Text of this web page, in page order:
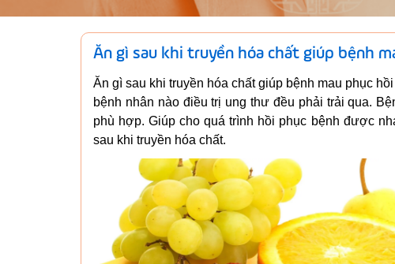
Ăn gì sau khi truyền hóa chất giúp bệnh
Ăn gì sau khi truyền hóa chất giúp bệnh mau phục
bệnh nhân nào điều trị ung thư đều phải trải qua.
phù hợp. Giúp cho quá trình hồi phục bệnh được
sau khi truyền hóa chất.